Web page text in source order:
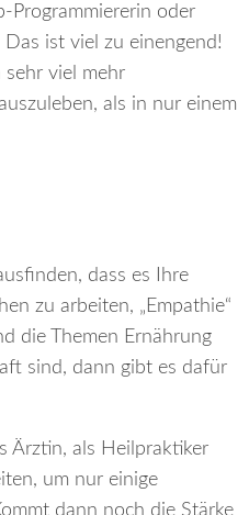
Programmiererin oder
ist viel zu einengend!
sehr viel mehr
als in nur einem
dass es Ihre
zu arbeiten, „Empathie“
die Themen Ernährung
sind, dann gibt es dafür
Ärztin, als Heilpraktiker
um nur einige
dann noch die Stärke